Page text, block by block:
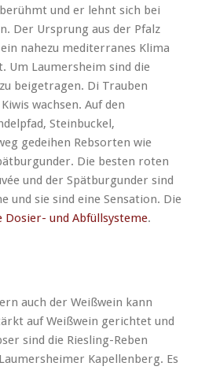
und er lehnt sich bei
Der Ursprung aus der Pfalz
nahezu mediterranes Klima
Um Laumersheim sind die
beigetragen. Di Trauben
wachsen. Auf den
Steinbuckel,
gedeihen Rebsorten wie
Die besten roten
und der Spätburgunder sind
und sie sind eine Sensation. Die
und Abfüllsysteme.
auch der Weißwein kann
auf Weißwein gerichtet und
sind die Riesling-Reben
Kapellenberg. Es